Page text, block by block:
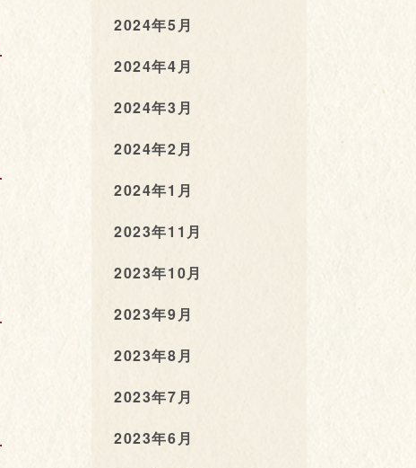
2024年5月
2024年4月
2024年3月
2024年2月
2024年1月
2023年11月
2023年10月
2023年9月
2023年8月
2023年7月
2023年6月